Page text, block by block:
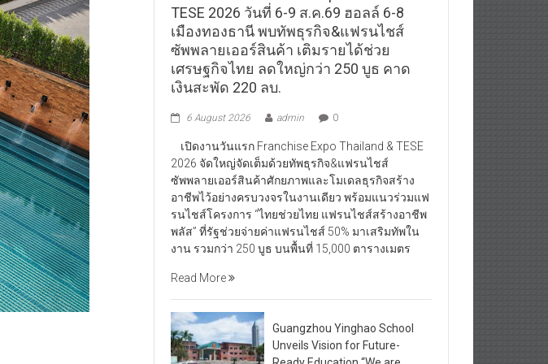
TESE 2026 วันที่ 6-9 ส.ค.69 ฮอลล์ 6-8
เมืองทองธานี พบทัพธุรกิจ&แฟรนไชส์
ซัพพลายเออร์สินค้า เติมรายได้ช่วย
เศรษฐกิจไทย ลดใหญ่กว่า 250 บูธ คาด
เงินสะพัด 220 ลบ.
6 August 2026 admin 0
เปิดงานวันแรก Franchise Expo Thailand & TESE
2026 จัดใหญ่จัดเต็มด้วยทัพธุรกิจ&แฟรนไชส์
ซัพพลายเออร์สินค้าศักยภาพและโมเดลธุรกิจสร้าง
อาชีพไว้อย่างครบวงจรในงานเดียว พร้อมแนวร่วมแฟ
รนไชส์โครงการ “ไทยช่วยไทย แฟรนไชส์สร้างอาชีพ
พลัส” ที่รัฐช่วยจ่ายค่าแฟรนไชส์ 50% มาเสริมทัพใน
งาน รวมกว่า 250 บูธ บนพื้นที่ 15,000 ตารางเมตร
Read More
Guangzhou Yinghao School
Unveils Vision for Future-